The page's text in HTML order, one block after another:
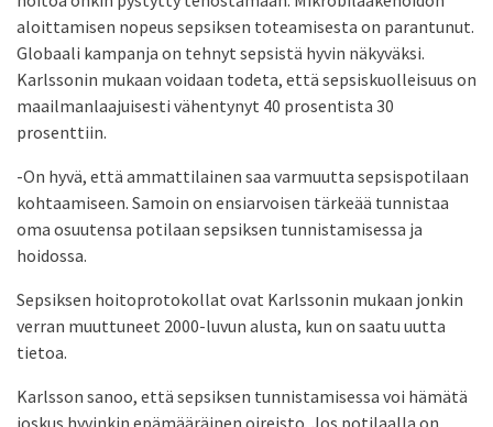
aloittamisen nopeus sepsiksen toteamisesta on parantunut.
Globaali kampanja on tehnyt sepsistä hyvin näkyväksi.
Karlssonin mukaan voidaan todeta, että sepsiskuolleisuus on
maailmanlaajuisesti vähentynyt 40 prosentista 30
prosenttiin.
-On hyvä, että ammattilainen saa varmuutta sepsispotilaan
kohtaamiseen. Samoin on ensiarvoisen tärkeää tunnistaa
oma osuutensa potilaan sepsiksen tunnistamisessa ja
hoidossa.
Sepsiksen hoitoprotokollat ovat Karlssonin mukaan jonkin
verran muuttuneet 2000-luvun alusta, kun on saatu uutta
tietoa.
Karlsson sanoo, että sepsiksen tunnistamisessa voi hämätä